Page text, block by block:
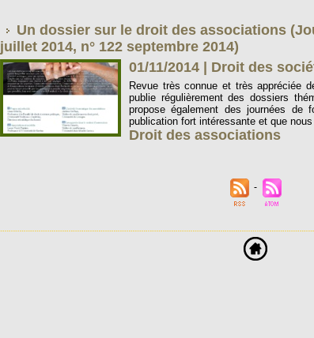
Un dossier sur le droit des associations
juillet 2014, n° 122 septembre 2014)
01/11/2014
Droit des
Revue très connue et très appréciée
publie régulièrement des dossiers
propose également des journées de
publication fort intéressante et que
Droit des associations